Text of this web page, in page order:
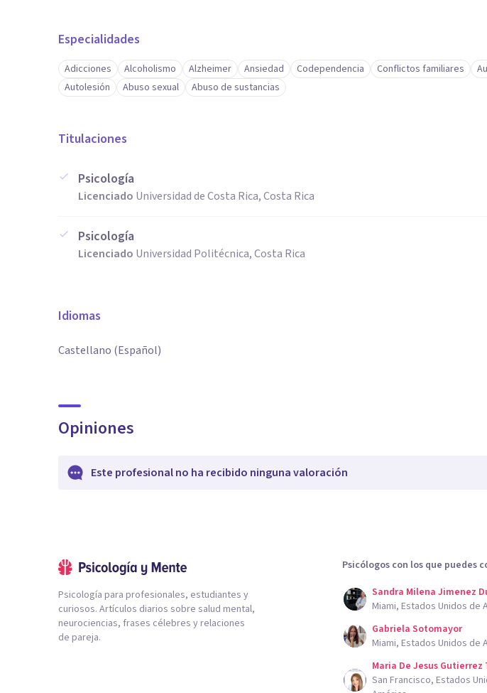
Especialidades
Adicciones Alcoholismo Alzheimer Ansiedad Codependencia Conflictos familiares
Autolesión
Abuso sexual Abuso de sustancias
Titulaciones
Psicología
Licenciado Universidad de Costa Rica, Costa Rica
Psicología
Licenciado Universidad Politécnica, Costa Rica
Idiomas
Castellano (Español)
Opiniones
Este profesional no ha recibido ninguna valoración
Psicología para profesionales, estudiantes y
curiosos. Artículos diarios sobre salud mental,
neurociencias, frases célebres y relaciones
de pareja.
Psicólogos con los que puedes
Sandra Milena Jimenez
Miami, Estados Unidos de
Gabriela Sotomayor
Miami, Estados Unidos de
Maria De Jesus Gutierrez
San Francisco, Estados